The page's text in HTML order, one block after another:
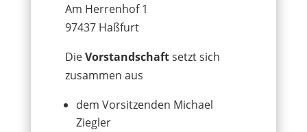
Am Herrenhof 1
97437 Haßfurt
DieVorstandschaftsetzt sich
zusammen aus
dem Vorsitzenden Michael
Ziegler